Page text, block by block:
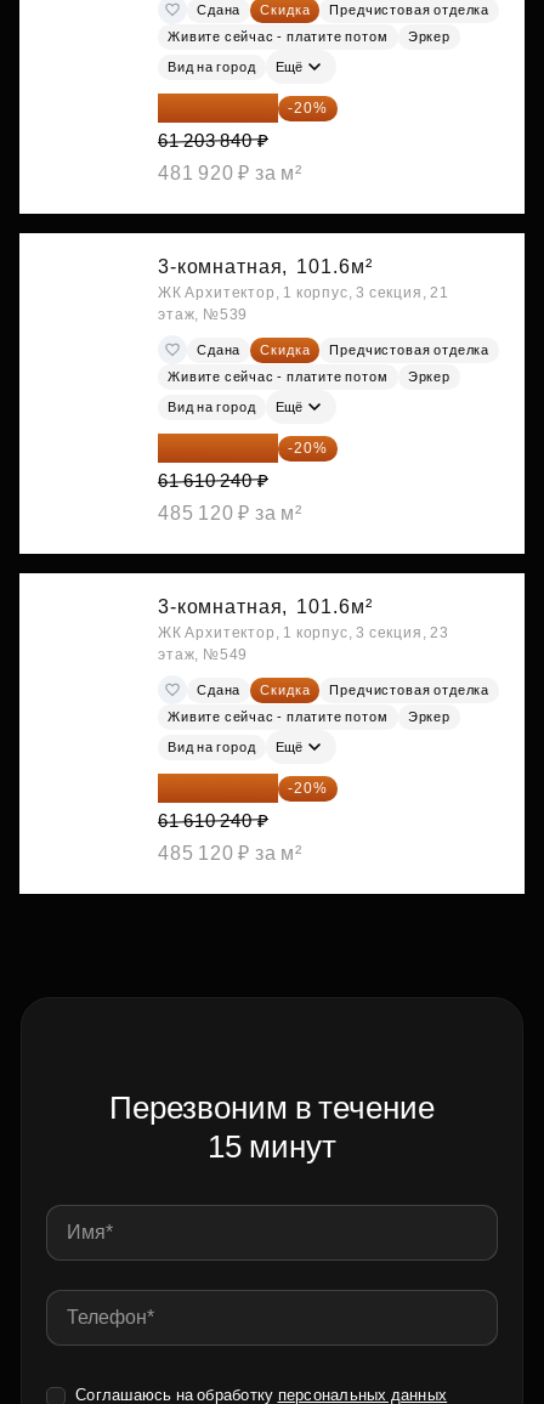
Сдана Скидка
Предчистовая отделка
Живите сейчас - платите потом
Эркер
Вид на город Ещё
48 963 072 ₽ -20%
61 203 840 ₽
481 920 ₽ за м²
3-комнатная, 101.6м²
ЖК Архитектор, 1 корпус, 3 секция, 21
этаж, №539
Сдана Скидка
Предчистовая отделка
Живите сейчас - платите потом
Эркер
Вид на город Ещё
49 288 192 ₽ -20%
61 610 240 ₽
485 120 ₽ за м²
3-комнатная, 101.6м²
ЖК Архитектор, 1 корпус, 3 секция, 23
этаж, №549
Сдана Скидка
Предчистовая отделка
Живите сейчас - платите потом
Эркер
Вид на город Ещё
49 288 192 ₽ -20%
61 610 240 ₽
485 120 ₽ за м²
Перезвоним в течение
15 минут
Соглашаюсь на обработку персональных данных